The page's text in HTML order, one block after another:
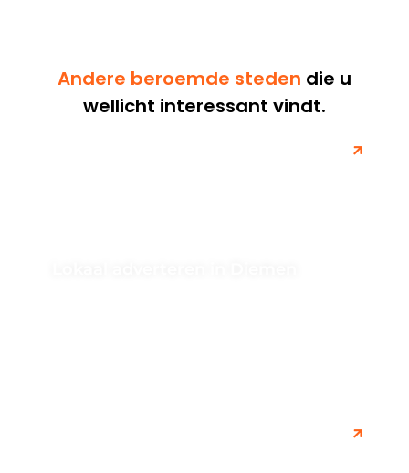
Andere beroemde steden die u
wellicht interessant vindt.